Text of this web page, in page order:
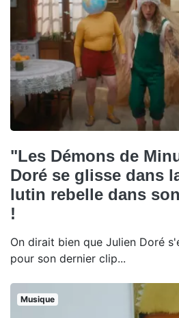
"Les Démons de
Doré se glisse dans
lutin rebelle dans
!
On dirait bien que Julien Doré
pour son dernier clip...
Musique